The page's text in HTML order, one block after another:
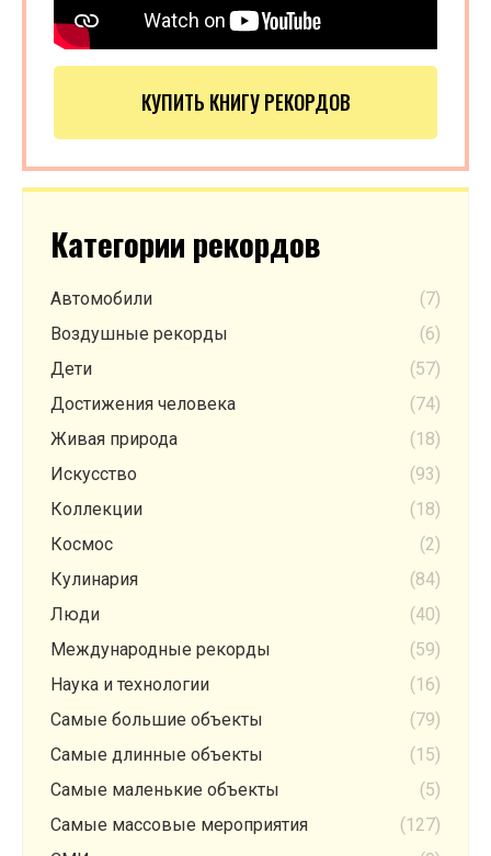
КУПИТЬ КНИГУ РЕКОРДОВ
Категории рекордов
Автомобили
(7)
Воздушные рекорды
(6)
Дети
(57)
Достижения человека
(74)
Живая природа
(18)
Искусство
(93)
Коллекции
(18)
Космос
(2)
Кулинария
(84)
Люди
(40)
Международные рекорды
(59)
Наука и технологии
(16)
Самые большие объекты
(79)
Самые длинные объекты
(15)
Самые маленькие объекты
(5)
Самые массовые мероприятия
(127)